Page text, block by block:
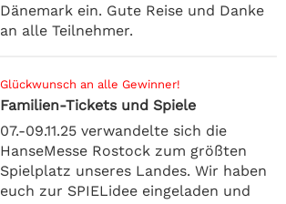
Dänemark ein. Gute Reise und Danke
an alle Teilnehmer.
Glückwunsch an alle Gewinner!
Familien-Tickets und Spiele
07.-09.11.25 verwandelte sich die
HanseMesse Rostock zum größten
Spielplatz unseres Landes. Wir haben
euch zur SPIELidee eingeladen und